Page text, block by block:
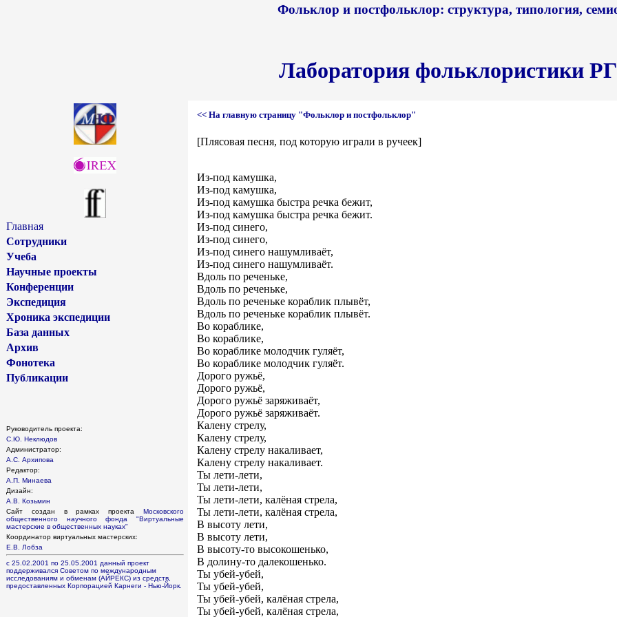
Фольклор и постфольклор: структура, типология,
Лаборатория фольклористики
Главная
Сотрудники
Учеба
Научные проекты
Конференции
Экспедиция
Хроника экспедиции
База данных
Архив
Фонотека
Публикации
Руководитель проекта:
С.Ю. Неклюдов
Администратор:
А.С. Архипова
Редактор:
А.П. Минаева
Дизайн:
А.В. Козьмин
Сайт создан в рамках проекта Московского
общественного научного фонда
"Виртуальные
мастерские в общественных науках"
Координатор виртуальных мастерских:
Е.В. Лобза
с 25.02.2001 по 25.05.2001 данный проект
поддерживался Советом по международным
исследованиям и обменам (АЙРЕКС) из средств,
предоставленных Корпорацией Карнеги - Нью-Йорк.
<< На главную страницу "Фольклор и постфольклор"
[Плясовая песня, под которую играли в ручеек]
Из-под камушка,
Из-под камушка,
Из-под камушка быстра речка бежит,
Из-под камушка быстра речка бежит.
Из-под синего,
Из-под синего,
Из-под синего нашумливаёт,
Из-под синего нашумливаёт.
Вдоль по реченьке,
Вдоль по реченьке,
Вдоль по реченьке кораблик плывёт,
Вдоль по реченьке кораблик плывёт.
Во кораблике,
Во кораблике,
Во кораблике молодчик гуляёт,
Во кораблике молодчик гуляёт.
Дорого ружьё,
Дорого ружьё,
Дорого ружьё заряживаёт,
Дорого ружьё заряживаёт.
Калену стрелу,
Калену стрелу,
Калену стрелу накаливает,
Калену стрелу накаливает.
Ты лети-лети,
Ты лети-лети,
Ты лети-лети, калёная стрела,
Ты лети-лети, калёная стрела,
В высоту лети,
В высоту лети,
В высоту-то высокошенько,
В долину-то далекошенько.
Ты убей-убей,
Ты убей-убей,
Ты убей-убей, калёная стрела,
Ты убей-убей, калёная стрела,